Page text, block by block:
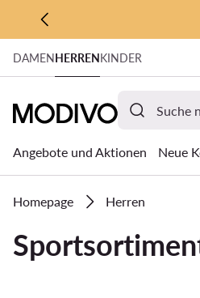
ZUM HAUPTINHALT
ZUR SUCHE
DAMENHERRENKINDER
Angebote und Aktionen Neue
Homepage Herren